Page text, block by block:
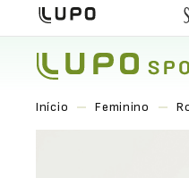
Feminino